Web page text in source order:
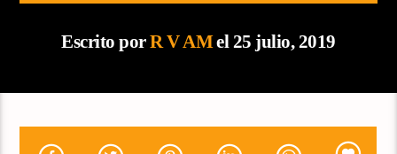
Escrito porR V AMel 25 julio, 2019